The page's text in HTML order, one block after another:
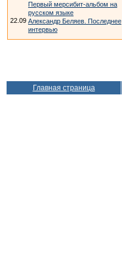
Первый мерсибит-альбом на
русском языке
22.09 Александр Беляев. Последнее
интервью
Главная страница